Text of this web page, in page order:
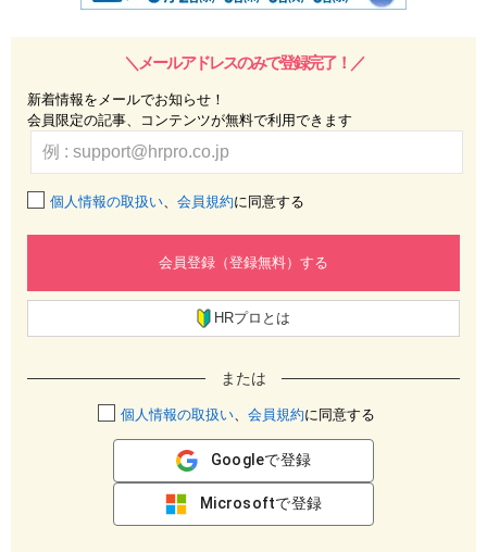
＼メールアドレスのみで登録完了！／
新着情報をメールでお知らせ！
会員限定の記事、コンテンツが無料で利用できます
個人情報の取扱い 会員規約に同意する
会員登録（登録無料）する
HRプロとは
または
個人情報の取扱い 会員規約に同意する
Googleで登録
Microsoftで登録